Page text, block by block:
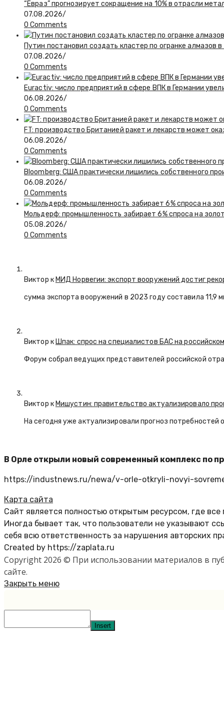
“Евраз” прогнозирует сокращение на 10% в отрасли
07.08.2026/
0 Comments
Путин постановил создать кластер по огранке алмазов
07.08.2026/
0 Comments
Euractiv: число предприятий в сфере ВПК в Германии
06.08.2026/
0 Comments
FT: производство Британией ракет и лекарств может
06.08.2026/
0 Comments
Bloomberg: США практически лишились собственного
06.08.2026/
0 Comments
Мольдерф: промышленность забирает 6% спроса на
05.08.2026/
0 Comments
Виктор кМИД Норвегии: экспорт вооружений достиг
сумма экспорта вооружений в 2023 году составила 11,9
Виктор кШпак: спрос на специалистов БАС на
Форум собрал ведущих представителей российской
Виктор кМишустин: правительство актуализировало
На сегодня уже актуализировали прогноз
В Орле открыли новый современный комплекс по
https://industnews.ru/newa/v-orle-otkryli-novyi-
Карта сайта
Сайт является полностью открытым ресурсом, где
Иногда бывает так, что пользователи не указывают
себя всю ответственность за нарушения авторских
Created by https://zaplata.ru
Copyright 2026 © При использовании материалов в
сайте.
Закрыть меню
Insert